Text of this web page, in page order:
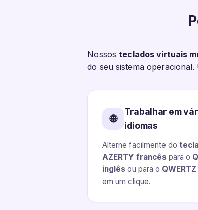
Nossos teclados virtuais
do seu sistema
🌐
Trabalhar em
idiomas
Alterne facilmente do
AZERTY francês para o
inglês ou para o
em um clique.